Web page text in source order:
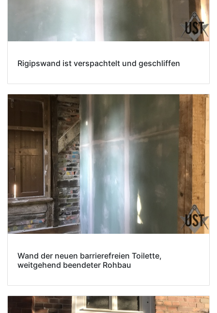
Rigipswand ist verspachtelt und geschliffen
Wand der neuen barrierefreien Toilette,
weitgehend beendeter Rohbau